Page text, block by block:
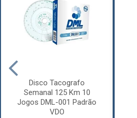
Disco Tacografo
Semanal 125 Km 10
Jogos DML-001 Padrão
VDO